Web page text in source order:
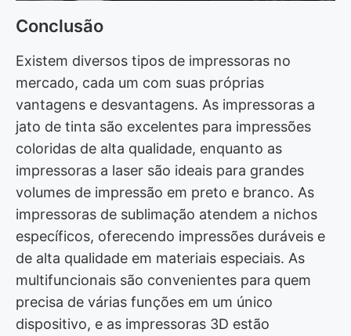
Conclusão
Existem diversos tipos de impressoras no
mercado, cada um com suas próprias
vantagens e desvantagens. As impressoras a
jato de tinta são excelentes para impressões
coloridas de alta qualidade, enquanto as
impressoras a laser são ideais para grandes
volumes de impressão em preto e branco. As
impressoras de sublimação atendem a nichos
específicos, oferecendo impressões duráveis e
de alta qualidade em materiais especiais. As
multifuncionais são convenientes para quem
precisa de várias funções em um único
dispositivo, e as impressoras 3D estão